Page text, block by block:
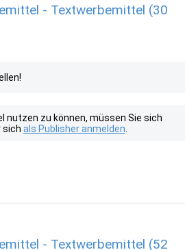
- Textwerbemittel (30
nutzen zu können, müssen Sie sich
sich als Publisher anmelden
- Textwerbemittel (52